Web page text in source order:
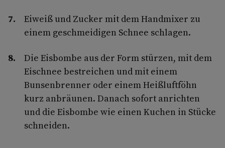
Eiweiß und Zucker mit dem Handmixer zu
einem geschmeidigen Schnee schlagen.
Die Eisbombe aus der Form stürzen, mit dem
Eischnee bestreichen und mit einem
Bunsenbrenner oder einem Heißluftföhn
kurz anbräunen. Danach sofort anrichten
und die Eisbombe wie einen Kuchen in Stücke
schneiden.